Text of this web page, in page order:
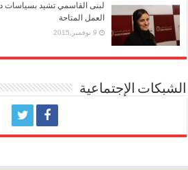
لبنى القاسمي تشيد بسياسات
العمل المتاحة
9 نوفمبر,2015
الشبكات الإجتماعية